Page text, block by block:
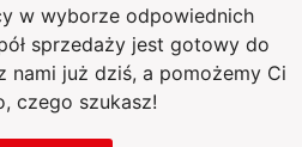
w wyborze odpowiednich
sprzedaży jest gotowy do
nami już dziś, a pomożemy Ci
czego szukasz!